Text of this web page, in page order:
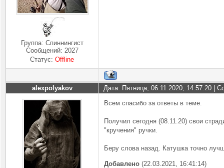
Группа: Спиннингист
Сообщений: 2027
Статус:Offline
alexpolyakov Дата: Пятница, 06.11.2020, 14:57:20 |
Всем спасибо за ответы в теме.
Получил сегодня (08.11.20) свои
"кручения" ручки.
Беру слова назад. Катушка точно
Добавлено (22.03.2021, 16:41:14)